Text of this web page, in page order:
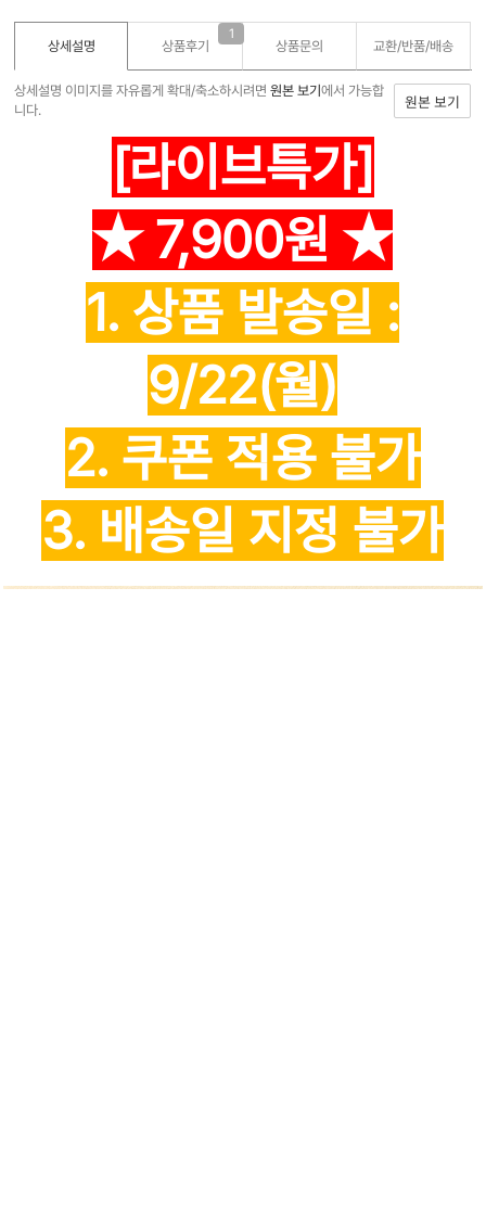
상세설명 상품후기
1
상품문의 교환/반품/배송
상세설명 이미지를 자유롭게 확대/축소하시려면원본 보기에서 가능합
니다.
원본 보기
[라이브특가]
★ 7,900원 ★
1. 상품 발송일 :
9/22(월)
2. 쿠폰 적용 불가
3. 배송일 지정 불가